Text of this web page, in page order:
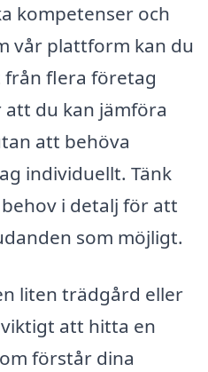
kompetenser och
vår plattform kan du
flera företag
du kan jämföra
att behöva
individuellt. Tänk
i detalj för att
som möjligt.
liten trädgård eller
att hitta en
förstår dina